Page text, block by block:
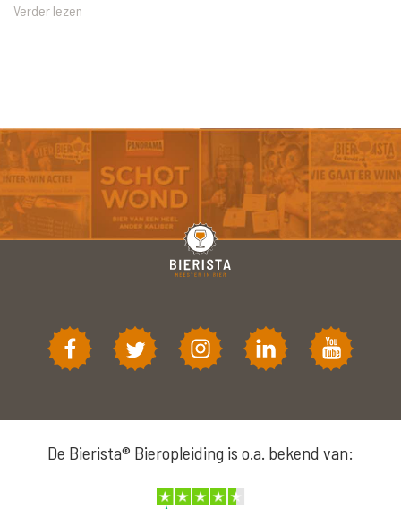
Verder lezen
De Bierista® Bieropleiding is o.a. bekend van: